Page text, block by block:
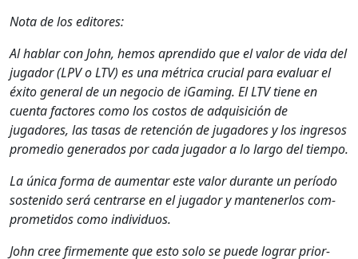
Nota de los edi­tores:
Al hablar con John, hemos apren­di­do que el val­or de vida del
jugador (LPV o LTV) es una métri­ca cru­cial para eval­u­ar el
éxi­to gen­er­al de un nego­cio de iGam­ing. El LTV tiene en
cuen­ta fac­tores como los cos­tos de adquisi­ción de
jugadores, las tasas de reten­ción de jugadores y los ingre­sos
prome­dio gen­er­a­dos por cada jugador a lo largo del tiem­po.
La úni­ca for­ma de aumen­tar este val­or durante un perío­do
sostenido será cen­trarse en el jugador y man­ten­er­los com­
pro­meti­dos como indi­vid­u­os.
John cree firme­mente que esto solo se puede lograr pri­or­